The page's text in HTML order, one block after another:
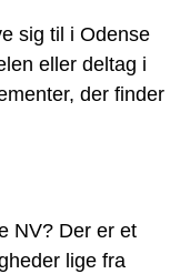
sig til i Odense
eller deltag i
der finder
NV? Der er et
lige fra